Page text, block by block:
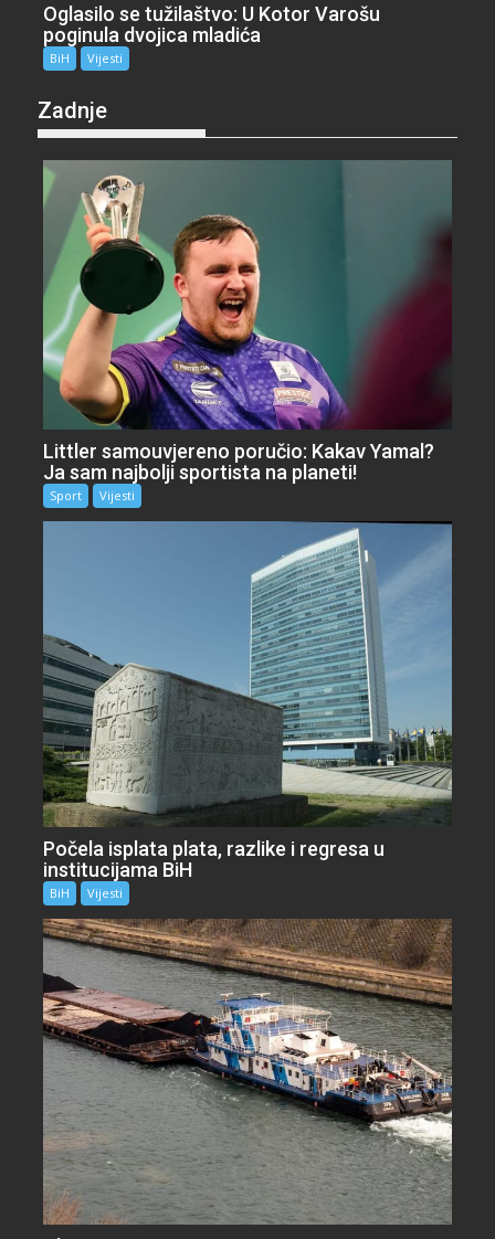
Oglasilo se tužilaštvo: U Kotor Varošu
poginula dvojica mladića
BiH Vijesti
Zadnje
Littler samouvjereno poručio: Kakav Yamal?
Ja sam najbolji sportista na planeti!
Sport Vijesti
Počela isplata plata, razlike i regresa u
institucijama BiH
BiH Vijesti